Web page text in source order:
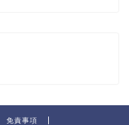
免責事項